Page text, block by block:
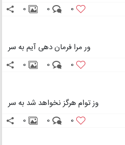
0
0
0
ور مرا فرمان دهی آیم به سر
0
0
0
وز توام هرگز نخواهد شد به سر
0
0
0